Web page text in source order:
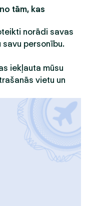
tām, kas
norādi savas
personību.
iekļauta mūsu
vietu un